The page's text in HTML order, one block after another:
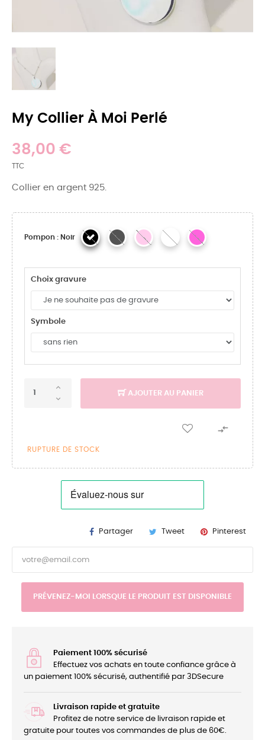
My Collier À Moi Perlé
38,00 €
TTC
Collier en argent 925.
Pompon : Noir
Choix gravure
Symbole
AJOUTER AU PANIER

RUPTURE DE STOCK
Partager Tweet Pinterest
PRÉVENEZ-MOI LORSQUE LE PRODUIT EST DISPONIBLE
Paiement 100% sécurisé
Effectuez vos achats en toute confiance grâce à
un paiement 100% sécurisé, authentifié par 3DSecure
Livraison rapide et gratuite
Profitez de notre service de livraison rapide et
gratuite pour toutes vos commandes de plus de 60€.